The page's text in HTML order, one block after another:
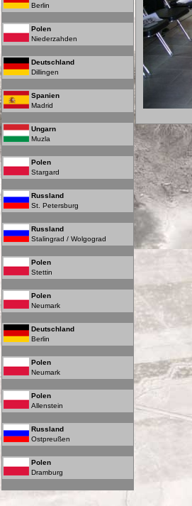
Berlin
Polen
Niederzahden
Deutschland
Dillingen
Spanien
Madrid
Ungarn
Muzla
Polen
Stargard
Russland
St. Petersburg
Russland
Stalingrad / Wolgograd
Polen
Stettin
Polen
Neumark
Deutschland
Berlin
Polen
Neumark
Polen
Allenstein
Russland
Ostpreußen
Polen
Dramburg